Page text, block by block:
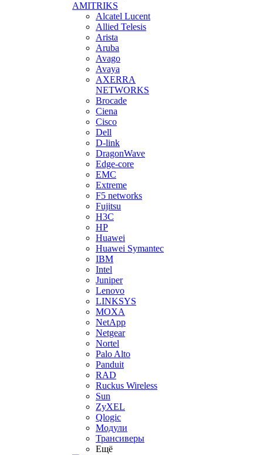
AMITRIKS
Alcatel Lucent
Allied Telesis
Arista
Aruba
Avago
Avaya
AXERRA
NETWORKS
Brocade
Ciena
Cisco
Dell
D-link
DragonWave
Edge-core
EMC
Extreme
F5 networks
Fujitsu
H3С
HP
Huawei
Huawei Symantec
IBM
Intel
Juniper
Lenovo
LINKSYS
MOXA
NetApp
Netgear
Nortel
Palo Alto
Panduit
RAD
Ruckus Wireless
Sun
ZyXEL
Qlogic
Модули
Трансиверы
Ещё